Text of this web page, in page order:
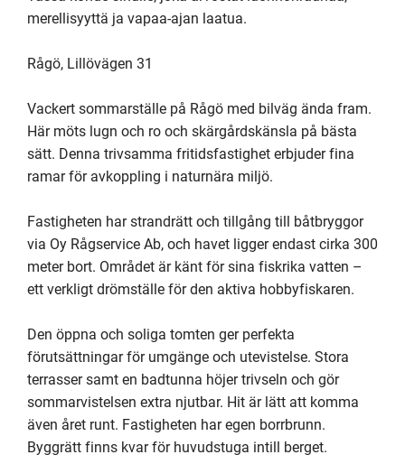
merellisyyttä ja vapaa-ajan laatua.
Rågö, Lillövägen 31
Vackert sommarställe på Rågö med bilväg ända fram.
Här möts lugn och ro och skärgårdskänsla på bästa
sätt. Denna trivsamma fritidsfastighet erbjuder fina
ramar för avkoppling i naturnära miljö.
Fastigheten har strandrätt och tillgång till båtbryggor
via Oy Rågservice Ab, och havet ligger endast cirka 300
meter bort. Området är känt för sina fiskrika vatten –
ett verkligt drömställe för den aktiva hobbyfiskaren.
Den öppna och soliga tomten ger perfekta
förutsättningar för umgänge och utevistelse. Stora
terrasser samt en badtunna höjer trivseln och gör
sommarvistelsen extra njutbar. Hit är lätt att komma
även året runt. Fastigheten har egen borrbrunn.
Byggrätt finns kvar för huvudstuga intill berget.